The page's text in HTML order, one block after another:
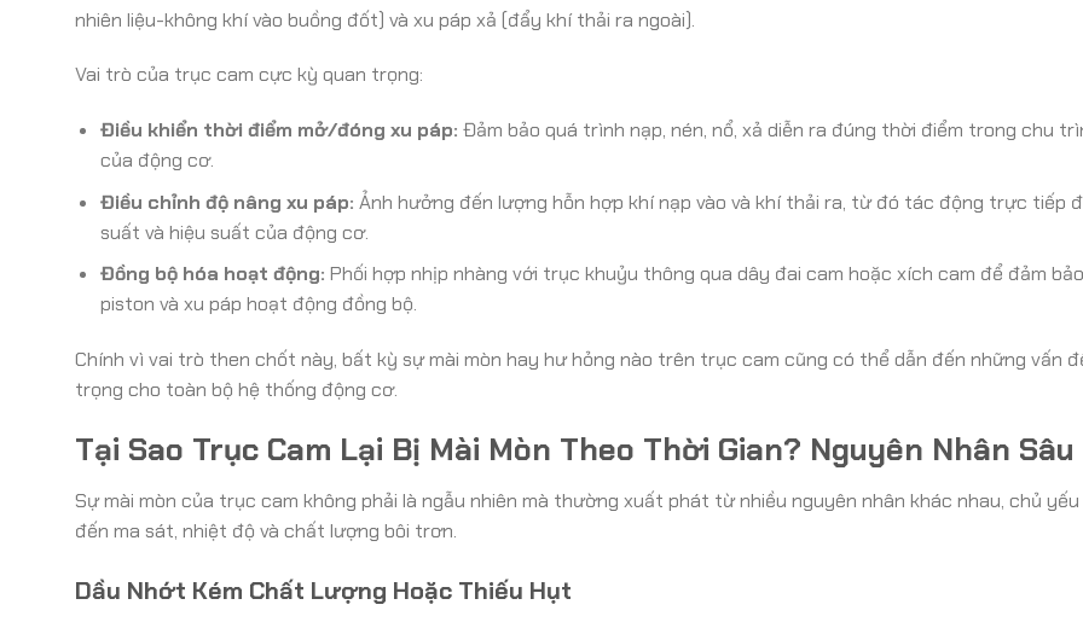
nhiên liệu-không khí vào buồng đốt) và xu páp xả (đẩy khí thải ra ngoài).
Vai trò của trục cam cực kỳ quan trọng:
Điều khiển thời điểm mở/đóng xu páp: Đảm bảo quá trình nạp, nén, nổ, xả diễn ra đúng thời điểm trong chu
của động cơ.
Điều chỉnh độ nâng xu páp: Ảnh hưởng đến lượng hỗn hợp khí nạp vào và khí thải ra, từ đó tác động trực tiếp
suất và hiệu suất của động cơ.
Đồng bộ hóa hoạt động: Phối hợp nhịp nhàng với trục khuỷu thông qua dây đai cam hoặc xích cam để đảm
piston và xu páp hoạt động đồng bộ.
Chính vì vai trò then chốt này, bất kỳ sự mài mòn hay hư hỏng nào trên trục cam cũng có thể dẫn đến những vấn
trọng cho toàn bộ hệ thống động cơ.
Tại Sao Trục Cam Lại Bị Mài Mòn Theo Thời Gian? Nguyên Nhân Sâu
Sự mài mòn của trục cam không phải là ngẫu nhiên mà thường xuất phát từ nhiều nguyên nhân khác nhau, chủ yếu
đến ma sát, nhiệt độ và chất lượng bôi trơn.
Dầu Nhớt Kém Chất Lượng Hoặc Thiếu Hụt